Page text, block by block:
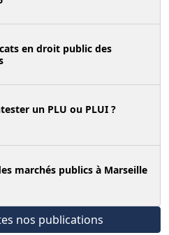
en droit public des
un PLU ou PLUI ?
marchés publics à Marseille
nos publications